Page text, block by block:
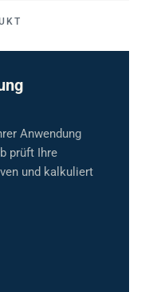
Anwendung
prüft Ihre
und kalkuliert